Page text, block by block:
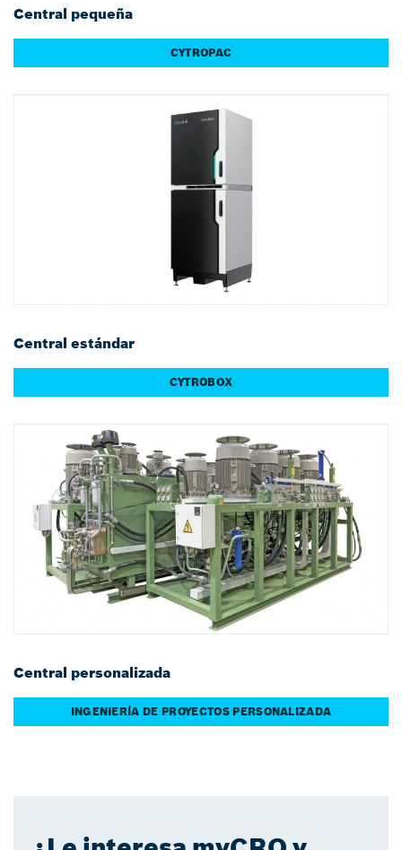
Central pequeña
CYTROPAC
Central estándar
CYTROBOX
Central personalizada
INGENIERÍA DE PROYECTOS PERSONALIZADA